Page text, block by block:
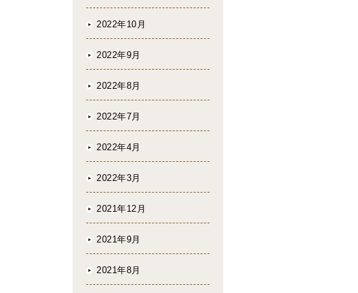
2022年10月
2022年9月
2022年8月
2022年7月
2022年4月
2022年3月
2021年12月
2021年9月
2021年8月